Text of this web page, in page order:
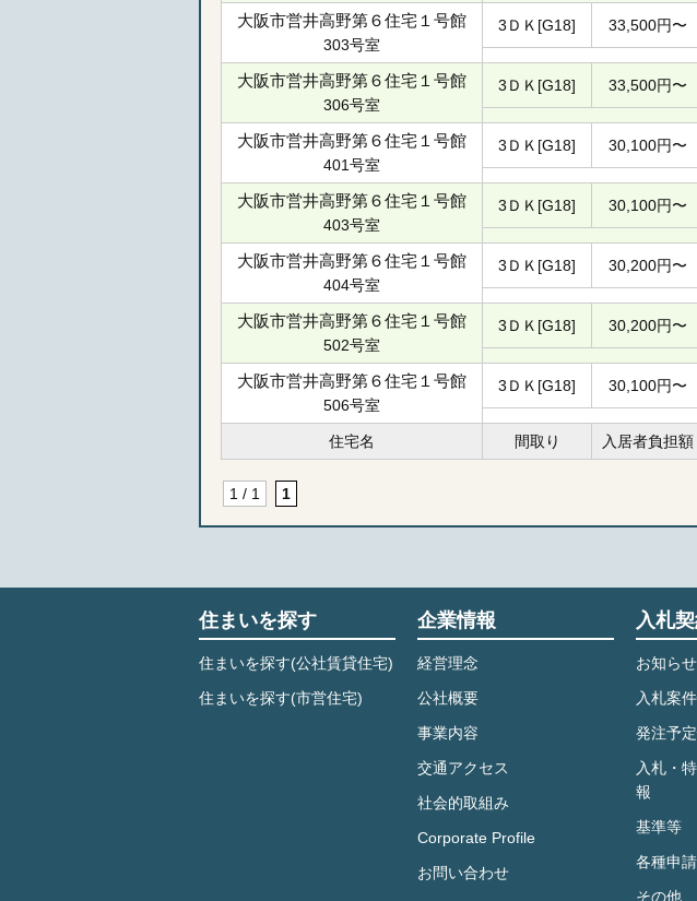
住宅名 間取り 入居者負担額
大阪市営井高野第６住宅１号館
303号室
3ＤＫ[G18] 33,500円〜
大阪市営井高野第６住宅１号館
306号室
3ＤＫ[G18] 33,500円〜
大阪市営井高野第６住宅１号館
401号室
3ＤＫ[G18] 30,100円〜
大阪市営井高野第６住宅１号館
403号室
3ＤＫ[G18] 30,100円〜
大阪市営井高野第６住宅１号館
404号室
3ＤＫ[G18] 30,200円〜
大阪市営井高野第６住宅１号館
502号室
3ＤＫ[G18] 30,200円〜
大阪市営井高野第６住宅１号館
506号室
3ＤＫ[G18] 30,100円〜
1 / 1 1
住まいを探す
住まいを探す(公社賃貸住宅)
住まいを探す(市営住宅)
企業情報
経営理念
公社概要
事業内容
交通アクセス
社会的取組み
Corporate Profile
お問い合わせ
入札
お知らせ
入札案
発注予
入札・
報
基準等
各種申請
その他